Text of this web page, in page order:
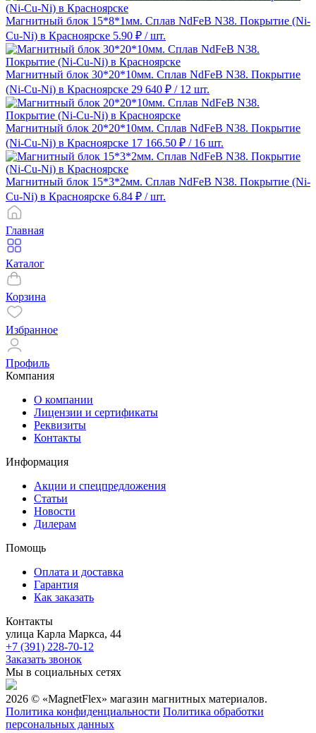
Магнитный блок 15*8*1мм. Сплав NdFeB N38. Покрытие (Ni-
Cu-Ni) в Красноярске 5.90 ₽ / шт.
Магнитный блок 30*20*10мм. Сплав NdFeB N38. Покрытие
(Ni-Cu-Ni) в Красноярске 29 640 ₽ / 12 шт.
Магнитный блок 20*20*10мм. Сплав NdFeB N38. Покрытие
(Ni-Cu-Ni) в Красноярске 17 166.50 ₽ / 16 шт.
Магнитный блок 15*3*2мм. Сплав NdFeB N38. Покрытие (Ni-
Cu-Ni) в Красноярске 6.84 ₽ / шт.
Главная
Каталог
Корзина
Избранное
Профиль
Компания
О компании
Лицензии и сертификаты
Реквизиты
Контакты
Информация
Акции и спецпредложения
Статьи
Новости
Дилерам
Помощь
Оплата и доставка
Гарантия
Как заказать
Контакты
улица Карла Маркса, 44
+7 (391) 228-70-12
Заказать звонок
Мы в социальных сетях
2026 © «MagnetFlex» магазин магнитных материалов.
Политика конфиденциальности Политика обработки
персональных данных